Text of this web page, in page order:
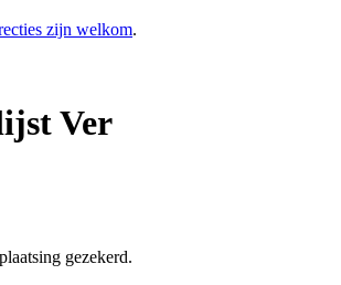
zijn welkom.
Ver
gezekerd.